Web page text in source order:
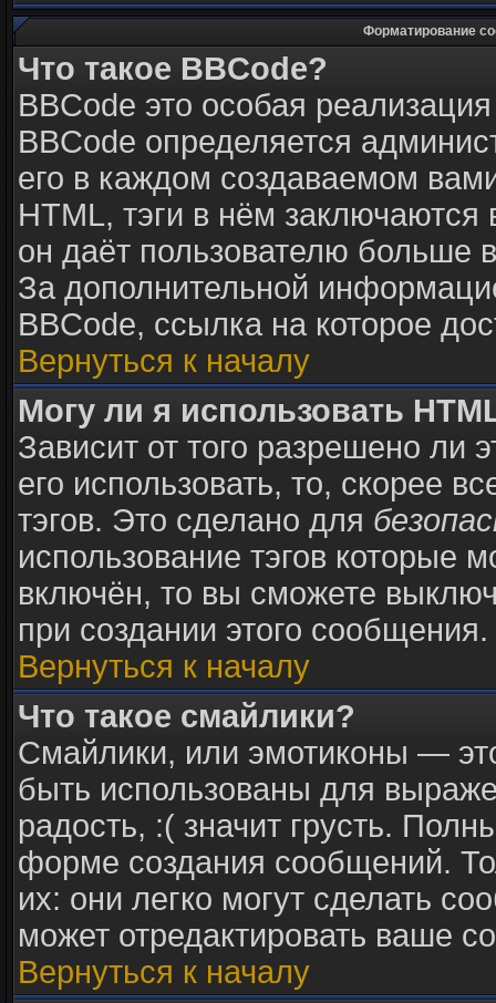
Форматирование
Что такое BBCode?
BBCode это особая
BBCode определяется
его в каждом создаваемом
HTML, тэги в нём
он даёт пользователю больше
За дополнительной
BBCode, ссылка на которое
Вернуться к началу
Могу ли я использовать
Зависит от того разрешено ли
его использовать, то, скорее
тэгов. Это сделано для
использование тэгов которые
включён, то вы сможете
при создании этого сообщения.
Вернуться к началу
Что такое смайлики?
Смайлики, или эмотиконы —
быть использованы для
радость, :( значит грусть.
форме создания сообщений.
их: они легко могут сделать
может отредактировать ваше
Вернуться к началу